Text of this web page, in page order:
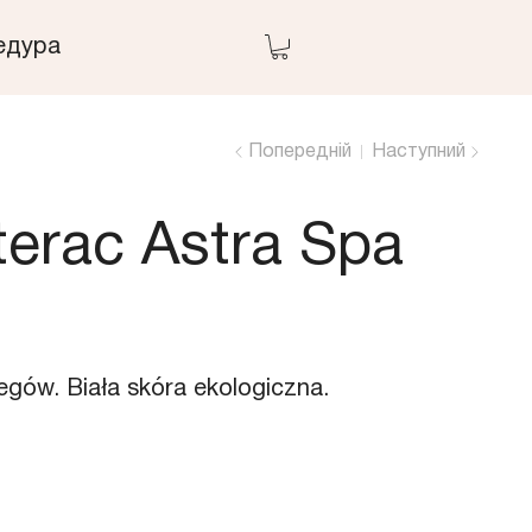
Попередній Наступний
Astra Spa
Biała skóra ekologiczna.